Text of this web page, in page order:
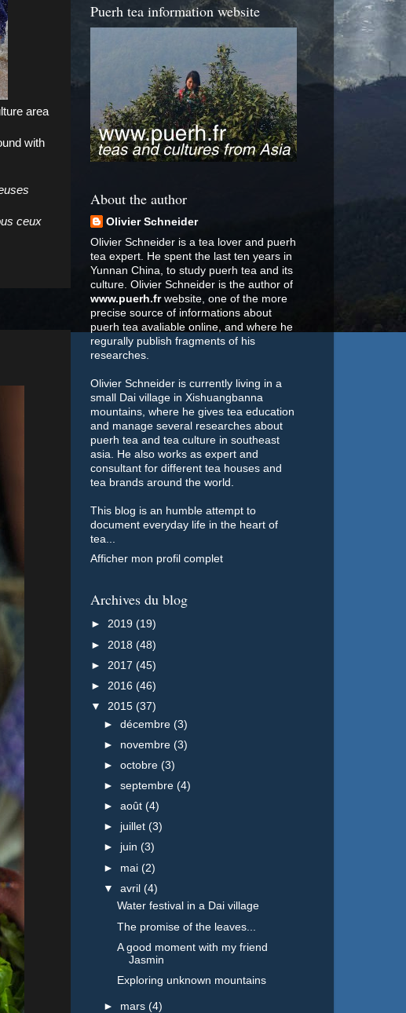
area
with
ceux
Puerh tea information website
About the author
Olivier Schneider
Olivier Schneider is a tea lover and puerh
tea expert. He spent the last ten years in
Yunnan China, to study puerh tea and its
culture. Olivier Schneider is the author of
www.puerh.frwebsite, one of the more
precise source of informations about
puerh tea avaliable online, and where he
regurally publish fragments of his
researches.
Olivier Schneider is currently living in a
small Dai village in Xishuangbanna
mountains, where he gives tea education
and manage several researches about
puerh tea and tea culture in southeast
asia. He also works as expert and
consultant for different tea houses and
tea brands around the world.
This blog is an humble attempt to
document everyday life in the heart of
tea...
Afficher mon profil complet
Archives du blog
► 2019 (19)
► 2018 (48)
► 2017 (45)
► 2016 (46)
▼ 2015 (37)
►décembre(3)
► novembre(3)
►octobre(3)
►septembre(4)
►août(4)
► juillet(3)
► juin(3)
► mai(2)
▼avril(4)
Water festival in a Dai village
The promise of the leaves...
A good moment with my friend
Jasmin
Exploring unknown mountains
► mars(4)